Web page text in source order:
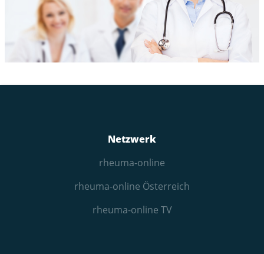
Netzwerk
rheuma-online
rheuma-online Österreich
rheuma-online TV